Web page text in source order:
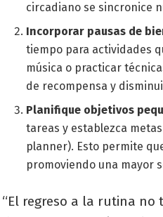
circadiano se sincronice
Incorporar pausas de
tiempo para actividades
música o practicar
de recompensa y
Planifique objetivos
tareas y establezca
planner). Esto permite
promoviendo una mayor
“El regreso a la rutina no